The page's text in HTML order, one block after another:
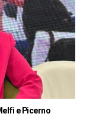
e Picerno